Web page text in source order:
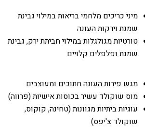
מיני כריכים מלחמי בריאות במילוי גבינת
שמנת וירקות העונה
טורטיות מגולגלות במילוי חביתת ירק, גבינת
שמנת ופלפלים קלויים
מגש פירות העונה חתוכים ומעוצבים
מוס שוקולד עשיר בכוסות אישיות (פרווה)
עוגיות ביתיות מגוונות (טחינה, קוקוס,
שוקולד צ'יפס)